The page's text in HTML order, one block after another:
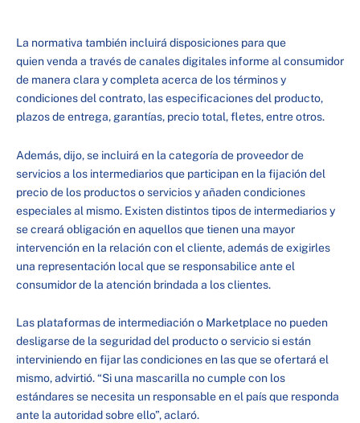
La normativa también incluirá disposiciones para que
quien venda a través de canales digitales informe al consumidor
de manera clara y completa acerca de los términos y
condiciones del contrato, las especificaciones del producto,
plazos de entrega, garantías, precio total, fletes, entre otros.
Además, dijo, se incluirá en la categoría de proveedor de
servicios a los intermediarios que participan en la fijación del
precio de los productos o servicios y añaden condiciones
especiales al mismo. Existen distintos tipos de intermediarios y
se creará obligación en aquellos que tienen una mayor
intervención en la relación con el cliente, además de exigirles
una representación local que se responsabilice ante el
consumidor de la atención brindada a los clientes.
Las plataformas de intermediación o Marketplace no pueden
desligarse de la seguridad del producto o servicio si están
interviniendo en fijar las condiciones en las que se ofertará el
mismo, advirtió. “Si una mascarilla no cumple con los
estándares se necesita un responsable en el país que responda
ante la autoridad sobre ello”, aclaró.